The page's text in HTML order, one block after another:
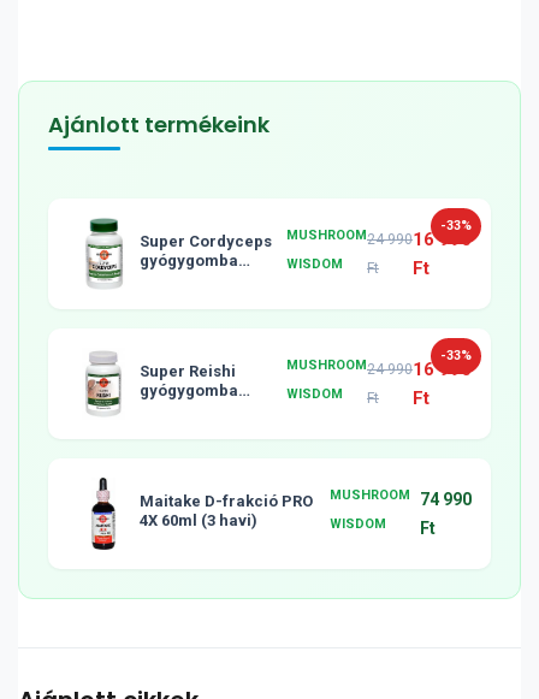
Ajánlott termékeink
-33%
Super Cordyceps
gyógygomba
MUSHROOM
WISDOM
24 990
Ft
16 990
Ft
-33%
Super Reishi
gyógygomba
MUSHROOM
WISDOM
24 990
Ft
16 990
Ft
Maitake D-frakció PRO
4X 60ml (3 havi)
MUSHROOM
WISDOM
74 990
Ft